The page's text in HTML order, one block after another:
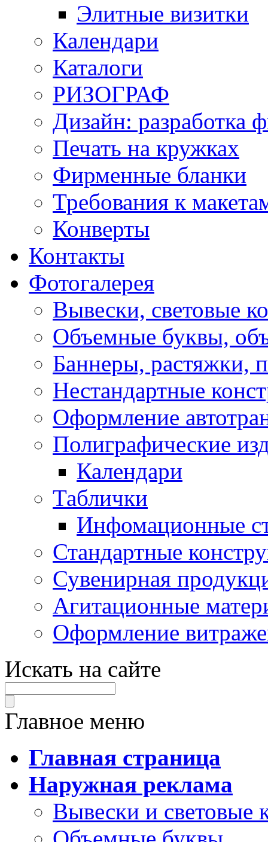
Элитные визитки
Календари
Каталоги
РИЗОГРАФ
Дизайн: разработка
Печать на кружках
Фирменные бланки
Требования к
Конверты
Контакты
Фотогалерея
Вывески, световые
Объемные буквы,
Баннеры, растяжки,
Нестандартные
Оформление
Полиграфические
Календари
Таблички
Инфомационные
Стандартные
Сувенирная
Агитационные
Оформление
Искать на сайте
Главное меню
Главная страница
Наружная реклама
Вывески и световые